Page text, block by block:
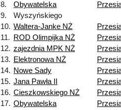
8. Obywatelska
9.
Wyszyńskiego
10. Waltera-Janke NŻ
11. ROD Olimpijka NŻ
12. zajezdnia MPK NŻ
13. Elektronowa NŻ
14. Nowe Sady
15. Jana Pawła II
16. Cieszkowskiego NŻ
17. Obywatelska